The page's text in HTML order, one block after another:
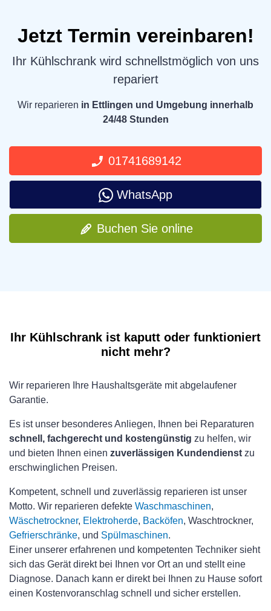
Jetzt Termin vereinbaren!
Ihr Kühlschrank wird schnellstmöglich von uns
repariert
Wir reparieren in Ettlingen und Umgebung innerhalb
24/48 Stunden
01741689142
WhatsApp
Buchen Sie online
Ihr Kühlschrank ist kaputt oder funktioniert
nicht mehr?
Wir reparieren Ihre Haushaltsgeräte mit abgelaufener
Garantie.
Es ist unser besonderes Anliegen, Ihnen bei Reparaturen
schnell, fachgerecht und kostengünstig zu helfen, wir
und bieten Ihnen einen zuverlässigen Kundendienst zu
erschwinglichen Preisen.
Kompetent, schnell und zuverlässig reparieren ist unser
Motto. Wir reparieren defekte Waschmaschinen,
Wäschetrockner, Elektroherde, Backöfen, Waschtrockner,
Gefrierschränke, und Spülmaschinen.
Einer unserer erfahrenen und kompetenten Techniker sieht
sich das Gerät direkt bei Ihnen vor Ort an und stellt eine
Diagnose. Danach kann er direkt bei Ihnen zu Hause sofort
einen Kostenvoranschlag schnell und sicher erstellen.